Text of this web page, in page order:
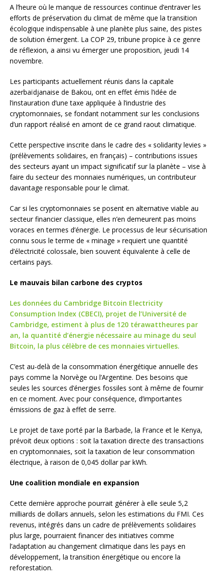
A l’heure où le manque de ressources continue d’entraver les
efforts de préservation du climat de même que la transition
écologique indispensable à une planète plus saine, des pistes
de solution émergent. La COP 29, tribune propice à ce genre
de réflexion, a ainsi vu émerger une proposition, jeudi 14
novembre.
Les participants actuellement réunis dans la capitale
azerbaïdjanaise de Bakou, ont en effet émis l’idée de
l’instauration d’une taxe appliquée à l’industrie des
cryptomonnaies, se fondant notamment sur les conclusions
d’un rapport réalisé en amont de ce grand raout climatique.
Cette perspective inscrite dans le cadre des « solidarity levies »
(prélèvements solidaires, en français) – contributions issues
des secteurs ayant un impact significatif sur la planète – vise à
faire du secteur des monnaies numériques, un contributeur
davantage responsable pour le climat.
Car si les cryptomonnaies se posent en alternative viable au
secteur financier classique, elles n’en demeurent pas moins
voraces en termes d’énergie. Le processus de leur sécurisation
connu sous le terme de « minage » requiert une quantité
d’électricité colossale, bien souvent équivalente à celle de
certains pays.
Le mauvais bilan carbone des cryptos
Les données du Cambridge Bitcoin Electricity
Consumption Index (CBECI), projet de l’Université de
Cambridge, estiment à plus de 120 térawattheures par
an, la quantité d’énergie nécessaire au minage du seul
Bitcoin, la plus célèbre de ces monnaies virtuelles.
C’est au-delà de la consommation énergétique annuelle des
pays comme la Norvège ou l’Argentine. Des besoins que
seules les sources d’énergies fossiles sont à même de fournir
en ce moment. Avec pour conséquence, d’importantes
émissions de gaz à effet de serre.
Le projet de taxe porté par la Barbade, la France et le Kenya,
prévoit deux options : soit la taxation directe des transactions
en cryptomonnaies, soit la taxation de leur consommation
électrique, à raison de 0,045 dollar par kWh.
Une coalition mondiale en expansion
Cette dernière approche pourrait générer à elle seule 5,2
milliards de dollars annuels, selon les estimations du FMI. Ces
revenus, intégrés dans un cadre de prélèvements solidaires
plus large, pourraient financer des initiatives comme
l’adaptation au changement climatique dans les pays en
développement, la transition énergétique ou encore la
reforestation.